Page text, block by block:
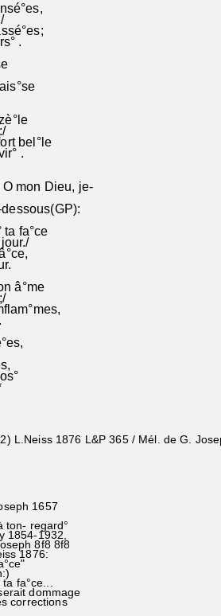
.
bel°le
.
mon Dieu, je-
ci-dessous(GP):
fa°ce
â°me
dans
L.Neiss 1876 L&P 365 / Mél. de G.
1657
ton- regard°
1932,
8f8 8f8
1876:
fa°ce...
dommage
corrections